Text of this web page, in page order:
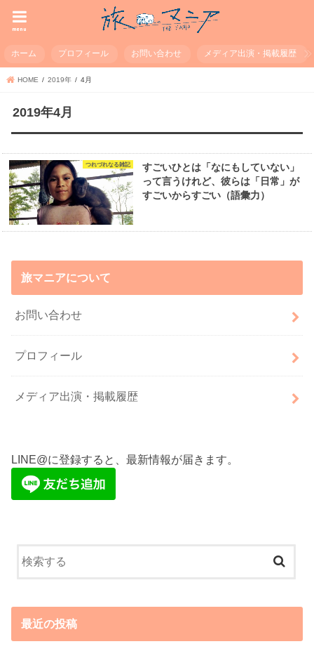
menu
ホーム プロフィール お問い合わせ メディア出演・掲載履歴
HOME 2019年 4月
2019年4月
つれづれなる雑記
すごいひとは「なにもしていない」
って言うけれど、彼らは「日常」が
すごいからすごい（語彙力）
旅マニアについて
お問い合わせ
プロフィール
メディア出演・掲載履歴
LINE@に登録すると、最新情報が届きます。
最近の投稿